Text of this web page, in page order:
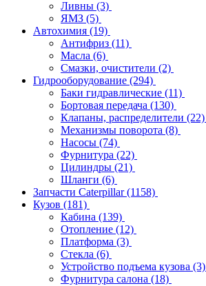
Ливны (3)
ЯМЗ (5)
Автохимия (19)
Антифриз (11)
Масла (6)
Смазки, очистители (2)
Гидрооборудование (294)
Баки гидравлические (11)
Бортовая передача (130)
Клапаны, распределители (22)
Механизмы поворота (8)
Насосы (74)
Фурнитура (22)
Цилиндры (21)
Шланги (6)
Запчасти Caterpillar(1158)
Кузов (181)
Кабина (139)
Отопление (12)
Платформа (3)
Стекла (6)
Устройство подъема кузова (3)
Фурнитура салона (18)